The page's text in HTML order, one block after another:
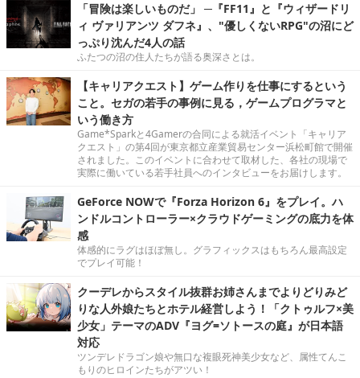
「冒険は楽しいものだ」 ─『FF11』と『ウィザードリ
ィ ヴァリアンツ ダフネ』、"優しくないRPG"の沼にど
っぷり沈んだ4人の話
ふたつの沼の住人たちが語る奥深さとは。
【キャリアクエスト】ゲーム作りを仕事にするという
こと。セガの若手の事例に見る，ゲームプログラマと
いう働き方
Game*Sparkと4Gamerの合同による就活イベント「キャリア
クエスト」の第4回が東京都立産業貿易センター浜松町館で開催
されました。このイベントに合わせて取材した、各社の現場で
実際に働いている若手社員へのインタビューをお届けします。
GeForce NOWで『Forza Horizon 6』をプレイ。ハ
ンドルコントローラー×クラウドゲーミングの底力を体
感
体感的にラグはほぼ無し。グラフィックスはもちろん最高設定
でプレイ可能！
クーデレからスタイル抜群お姉さんまでよりどりみど
りな人外娘たちとホテル経営しよう！「クトゥルフ×美
少女」テーマのADV『ヨグ=ソトースの庭』が日本語
対応
ツンデレドラゴン娘や無口な複眼死神美少女など、属性てんこ
もりのヒロインたちがアツい！